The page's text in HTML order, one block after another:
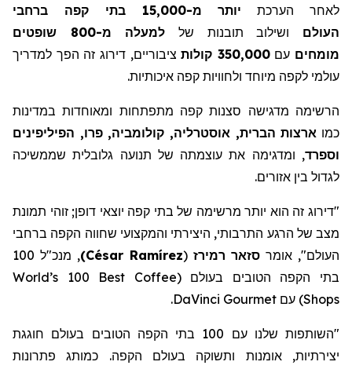
לאחר הערכת
יותר מ-15,000 בתי קפה ברחבי
העולם ושילוב תובנות של
למעלה מ-800 שופטים
מומחים עם350,000 קולות
ציבוריים, דירוג זה הפך למדריך
עולמי לקפה מיוחד ולחוויות קפה איכותיות.
הרשימה מדגישה סצנות קפה מתפתחות ומאוחדות במדינות
כמו ארצות הברית, אוסטרליה, קולומביה, פרו, הפיליפינים
וספרד, ומדגימה את עוצמתה של תנועה גלובלית שממשיכה
לגדול בין אזורים.
"דירוג זה הוא יותר מרשימה של בתי קפה יוצאי דופן;זוהי תמונת
מצב של הרגע התרבותי, היצירתי והמקצועי שחווה הקפה ברחבי
העולם", אומר סזאר רמירז (
César Ramírez
)
, מנכ"ל
בתי
הקפה הטובים בעולם (
World’s 100 Best Coffee
Shops
) עם DaVinci Gourmet
.
"השותפות שלנו עם 100 בתי הקפה הטובים בעולם חוגגת
יצירתיות, אומנות ותשוקה בעולם הקפה. כמותג פתרונות